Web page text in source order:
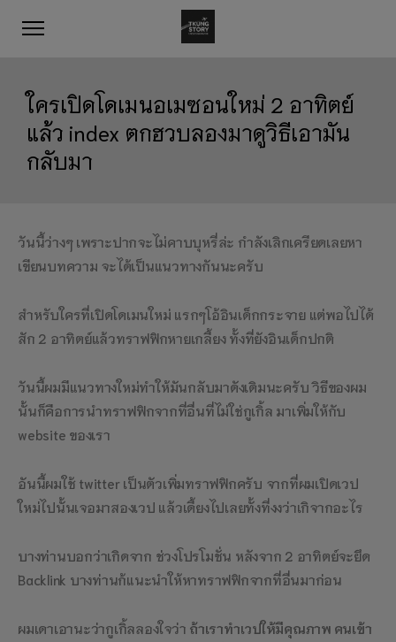
ใครเปิดโดเมนอเมซอนใหม่ 2 อาทิตย์
แล้ว index ตกฮวบลองมาดูวิธีเอามัน
กลับมา
วันนี้ว่างๆ เพราะปากจะไม่คาบบุหรี่ล่ะ กำลังเลิกเครียดเลยหา
เขียนบทความ จะได้เป็นแนวทางกันนะครับ
สำหรับใครที่เปิดโดเมนใหม่ แรกๆโอ้อินเด็กกระจาย แต่พอไปได้
สัก 2 อาทิตย์แล้วทราฟฟิกหายเกลี้ยง ทั้งที่ยังอินเด็กปกติ
วันนี้ผมมีแนวทางใหม่ทำให้มันกลับมาดังเดิมนะครับ วิธีของผม
นั้นก็คือการนำทราฟฟิกจากที่อื่นที่ไม่ใช่กูเกิ้ล มาเพิ่มให้กับ
website ของเรา
อันนี้ผมใช้ twitter เป็นตัวเพิ่มทราฟฟิกครับ จากที่ผมเปิดเวป
ใหม่ไปนั้นเจอมาสองเวป แล้วเดี้ยงไปเลยทั้งที่งงว่าเกิจากอะไร
บางท่านบอกว่าเกิดจาก ช่วงโปรโมชั่น หลังจาก 2 อาทิตย์จะยึด
Backlink บางท่านก้แนะนำให้หาทราฟฟิกจากที่อื่นมาก่อน
ผมเดาเอานะว่ากูเกิ้ลลองใจว่า ถ้าเราทำเวปให้มีคุณภาพ คนเข้า